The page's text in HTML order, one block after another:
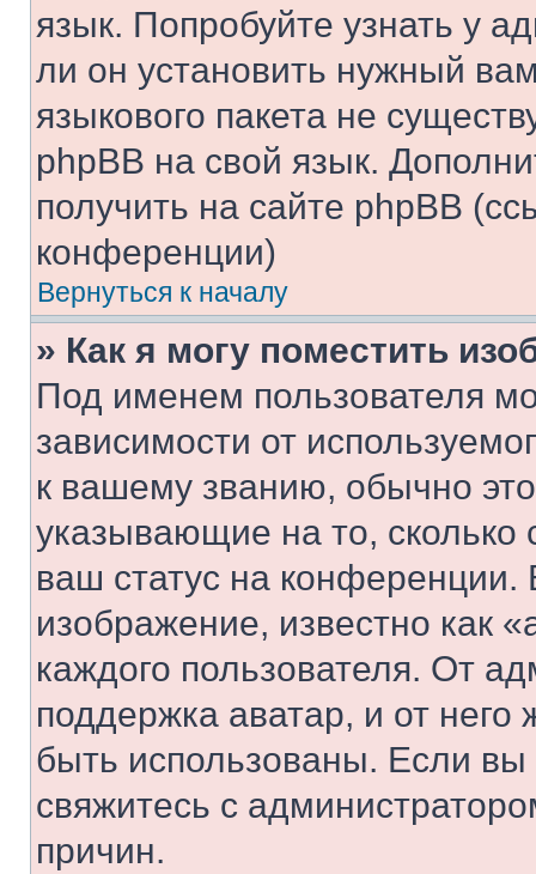
язык. Попробуйте узнать у
ли он установить нужный
языкового пакета не
phpBB на свой язык.
получить на сайте phpBB
конференции)
Вернуться к началу
» Как я могу поместить
Под именем пользователя
зависимости от
к вашему званию, обычно это
указывающие на то,
ваш статус на
изображение, известно как
каждого пользователя. От
поддержка аватар, и от него
быть использованы. Если
свяжитесь с
причин.